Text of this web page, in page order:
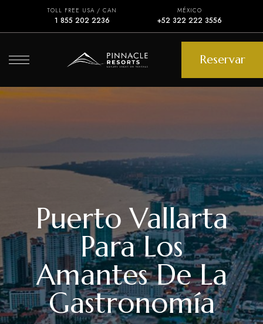
TOLL FREE USA / CAN
1 855 202 2236
MÉXICO
+52 322 222 3556
Reservar
Puerto Vallarta
Para Los
Amantes De La
Gastronomía